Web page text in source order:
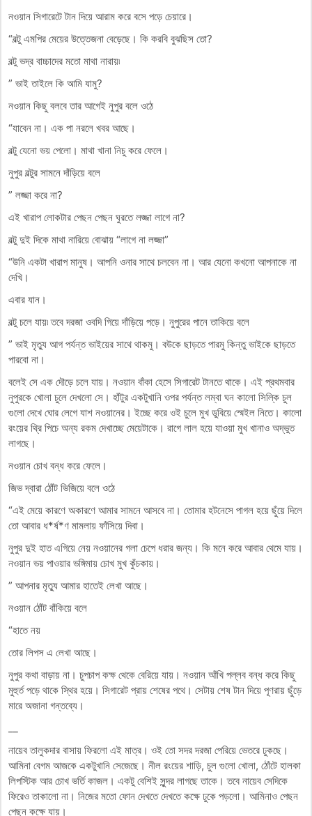
নওয়ান সিগারেটে টান দিয়ে আরাম করে বসে পড়ে চেয়ারে।
“বল্টু এমপির মেয়ের উত্তেজনা বেড়েছে। কি করবি বুঝছিস তো?
বল্টু ভদ্র বাচ্চাদের মতো মাথা নারায়৷
” ভাই তাইলে কি আমি যামু?
নওয়ান কিছু বলবে তার আগেই নুপুর বলে ওঠে
“যাবেন না। এক পা নরলে খবর আছে।
বল্টু যেনো ভয় পেলো। মাথা খানা নিচু করে ফেলে।
নুপুর বল্টুর সামনে দাঁড়িয়ে বলে
” লজ্জা করে না?
এই খারাপ লোকটার পেছন পেছন ঘুরতে লজ্জা লাগে না?
বল্টু দুই দিকে মাথা নারিয়ে বোঝায় “লাগে না লজ্জা”
“উনি একটা খারাপ মানুষ। আপনি ওনার সাথে চলবেন না। আর যেনো কখনো আপনাকে না
দেখি।
এবার যান।
বল্টু চলে যায়৷ তবে দরজা ওবদি গিয়ে দাঁড়িয়ে পড়ে। নুপুরের পানে তাকিয়ে বলে
” ভাই মৃত্যু আগ পর্যন্ত ভাইয়ের সাথে থাকমু। বউকে ছাড়তে পারমু কিন্তু ভাইকে ছাড়তে
পারবো না।
বলেই সে এক দৌড়ে চলে যায়। নওয়ান বাঁকা হেসে সিগারেট টানতে থাকে। এই প্রথমবার
নুপুরকে খোলা চুলে দেখলো সে। হাঁটুর একটুখানি ওপর পর্যন্ত লম্বা ঘন কালো সিল্কি চুল
গুলো দেখে ঘোর লেগে যাশ নওয়ানের। ইচ্ছে করে ওই চুলে মুখ ডুবিয়ে স্মেইল নিতে। কালো
রংয়ের থ্রি পিচে অন্য রকম দেখাচ্ছে মেয়েটাকে। রাগে লাল হয়ে যাওয়া মুখ খানাও অদ্ভুত
লাগছে।
নওয়ান চোখ বন্ধ করে ফেলে।
জিভ দ্বারা ঠোঁট ভিজিয়ে বলে ওঠে
“এই মেয়ে কারণে অকারণে আমার সামনে আসবে না। তোমার হটনেসে পাগল হয়ে ছুঁয়ে দিলে
তো আবার ধ*র্ষ*ণ মামলায় ফাঁসিয়ে দিবা।
নুপুর দুই হাত এগিয়ে নেয় নওয়ানের গলা চেপে ধরার জন্য। কি মনে করে আবার থেমে যায়।
নওয়ান ভয় পাওয়ার ভঙ্গিমায় চোখ মুখ কুঁচকায়।
” আপনার মৃত্যু আমার হাতেই লেখা আছে।
নওয়ান ঠোঁট বাঁকিয়ে বলে
“হাতে নয়
তোর লিপস এ লেখা আছে।
নুপুর কথা বাড়ায় না। চুপচাপ কক্ষ থেকে বেরিয়ে যায়। নওয়ান আঁখি পল্লব বন্ধ করে কিছু
মুহুর্ত পড়ে থাকে স্থির হয়ে। সিগারেট প্রায় শেষের পথে। সেটায় শেষ টান দিয়ে পূণরায় ছুঁড়ে
মারে অজানা গন্তব্যে।
নায়েব তালুকদার বাসায় ফিরলো এই মাত্র। ওই তো সদর দরজা পেরিয়ে ভেতরে ঢুকছে।
আমিনা বেগম আজকে একটুখানি সেজেছে। নীল রংয়ের শাড়ি, চুল গুলো খোলা, ঠোঁটে হালকা
লিপস্টিক আর চোখ ভর্তি কাজল। একটু বেশিই সুন্দর লাগছে তাকে। তবে নায়েব সেদিকে
ফিরেও তাকালো না। নিজের মতো ফোন দেখতে দেখতে কক্ষে ঢুকে পড়লো। আমিনাও পেছন
পেছন কক্ষে যায়।